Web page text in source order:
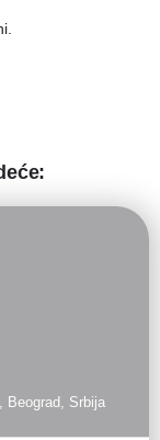
Beograd, Srbija